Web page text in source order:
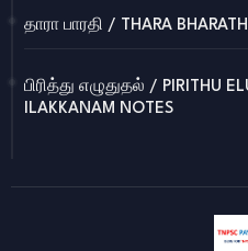
தாரா பாரதி / THARA
பிரித்து எழுதுதல் / PIRITHU
ILAKKANAM NOTES